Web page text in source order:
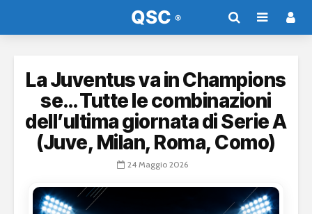
La Juventus va in Champions
se… Tutte le combinazioni
dell’ultima giornata di Serie A
(Juve, Milan, Roma, Como)
24 Maggio 2026